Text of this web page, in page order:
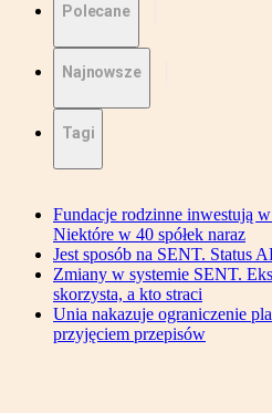
Polecane
Najnowsze
Tagi
Fundacje rodzinne inwestują
Niektóre w 40 spółek naraz
Jest sposób na SENT. Status
Zmiany w systemie SENT.
skorzysta, a kto straci
Unia nakazuje ograniczenie
przyjęciem przepisów